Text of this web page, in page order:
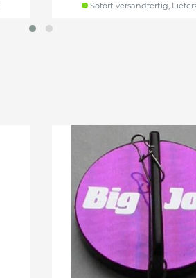
Sofort versandfertig,